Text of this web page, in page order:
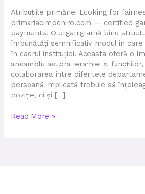
Atribuțiile primăriei Looking for
primariacimpeniro.com — certified
payments. O organigramă bine
îmbunătăți semnificativ modul în
în cadrul instituției. Aceasta oferă o
ansamblu asupra ierarhiei și
colaborarea între diferitele
persoană implicată trebuie să
poziție, ci și […]
în
administrație
Read More »